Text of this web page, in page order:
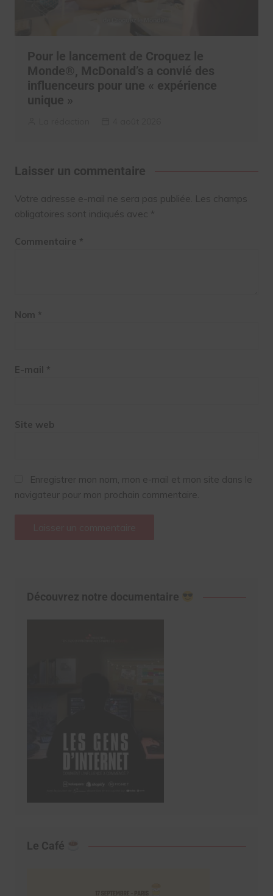
Pour le lancement de Croquez le
Monde®, McDonald’s a convié des
influenceurs pour une « expérience
unique »
Laisser un commentaire
Votre adresse e-mail ne sera pas publiée. Les champs
obligatoires sont indiqués avec *
Commentaire *
Nom *
E-mail *
Site web
Enregistrer mon nom, mon e-mail et mon site dans le
navigateur pour mon prochain commentaire.
Découvrez notre documentaire
Le Café